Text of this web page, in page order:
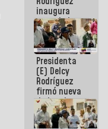
inaugura
casa de los
Abuelos
Primavera
en Caracas
Presidenta
(E) Delcy
Rodríguez
firmó nueva
de Ley de
Arrendamiento
aprobada